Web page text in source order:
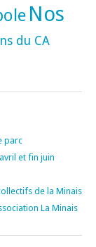
Nos
du CA
parc
et fin juin
de la Minais
La Minais